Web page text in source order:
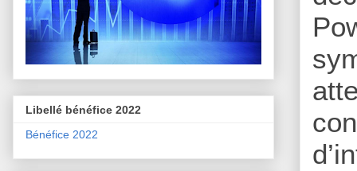
Libellé bénéfice 2022
Bénéfice 2022